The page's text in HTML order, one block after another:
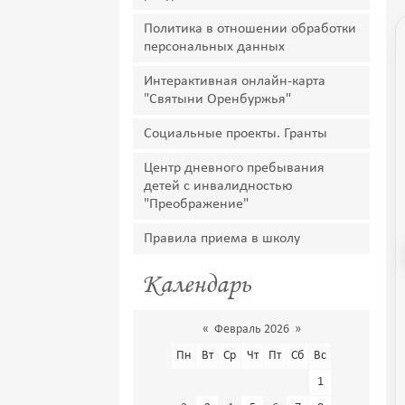
Политика в отношении обработки
персональных данных
Интерактивная онлайн-карта
"Святыни Оренбуржья"
Социальные проекты. Гранты
Центр дневного пребывания
детей с инвалидностью
"Преображение"
Правила приема в школу
Календарь
« Февраль 2026 »
Пн
Вт Ср Чт Пт Сб
Вс
1